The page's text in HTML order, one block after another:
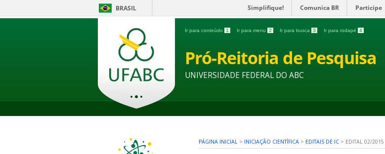
BRASIL Simplifique! Comunica BR Participe
Ir para conteúdo 1 Ir para menu 2 Ir para busca 3 Ir para rodapé 4
Pró-Reitoria de Pesquisa
UNIVERSIDADE FEDERAL DO ABC
PÁGINA INICIAL > INICIAÇÃO CIENTÍFICA > EDITAIS DE IC > EDITAL 02/2015